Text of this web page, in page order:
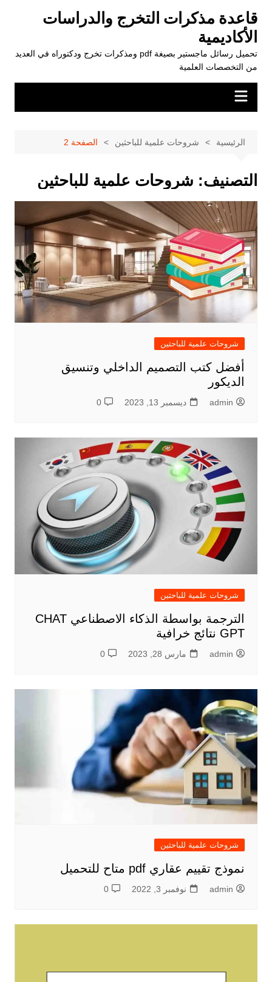
المحتوى
قاعدة مذكرات التخرج والدراسات
الأكاديمية
تحميل رسائل ماجستير بصيغة pdf ومذكرات تخرج ودكتوراه في العديد
من التخصصات العلمية
الرئيسية شروحات علمية للباحثين الصفحة 2
التصنيف: شروحات علمية للباحثين
شروحات علمية للباحثين
أفضل كتب التصميم الداخلي وتنسيق
الديكور
admin ديسمبر 13, 2023 0
شروحات علمية للباحثين
الترجمة بواسطة الذكاء الاصطناعي CHAT
GPT نتائج خرافية
admin مارس 28, 2023 0
شروحات علمية للباحثين
نموذج تقييم عقاري pdf متاح للتحميل
admin نوفمبر 3, 2022 0